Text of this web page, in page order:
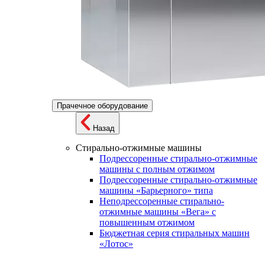
Прачечное оборудование
Назад
Стирально-отжимные машины
Подрессоренные стирально-отжимные
машины с полным отжимом
Подрессоренные стирально-отжимные
машины «Барьерного» типа
Неподрессоренные стирально-
отжимные машины «Вега» с
повышенным отжимом
Бюджетная серия стиральных машин
«Лотос»